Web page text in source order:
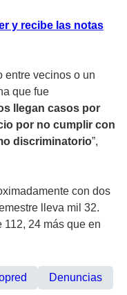
y recibe las notas
entre vecinos o un
que fue
llegan casos por
por no cumplir con
discriminatorio”,
con dos
lleva mil 32.
24 más que en
Denuncias